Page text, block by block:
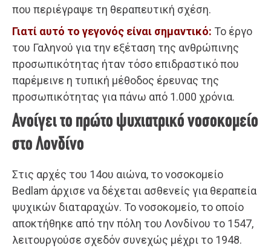
που περιέγραψε τη θεραπευτική σχέση.
Γιατί αυτό το γεγονός είναι σημαντικό: Το έργο
του Γαληνού για την εξέταση της ανθρώπινης
προσωπικότητας ήταν τόσο επιδραστικό που
παρέμεινε η τυπική μέθοδος έρευνας της
προσωπικότητας για πάνω από 1.000 χρόνια.
Ανοίγει το πρώτο ψυχιατρικό νοσοκομείο
στο Λονδίνο
Στις αρχές του 14ου αιώνα, το νοσοκομείο
Bedlam άρχισε να δέχεται ασθενείς για θεραπεία
ψυχικών διαταραχών. Το νοσοκομείο, το οποίο
αποκτήθηκε από την πόλη του Λονδίνου το 1547,
λειτουργούσε σχεδόν συνεχώς μέχρι το 1948.